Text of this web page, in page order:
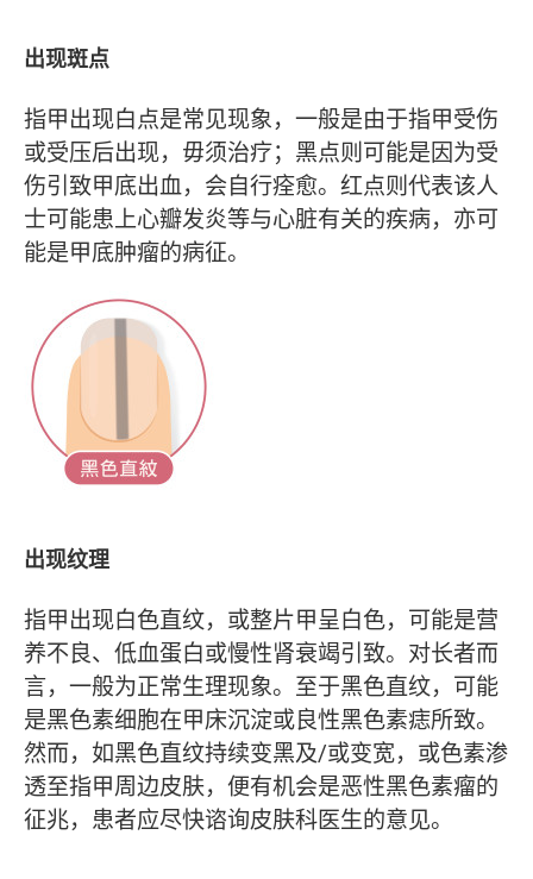
出现斑点
指甲出现白点是常见现象，一般是由于指甲受伤
或受压后出现，毋须治疗；黑点则可能是因为受
伤引致甲底出血，会自行痊愈。红点则代表该人
士可能患上心瓣发炎等与心脏有关的疾病，亦可
能是甲底肿瘤的病征。
出现纹理
指甲出现白色直纹，或整片甲呈白色，可能是营
养不良、低血蛋白或慢性肾衰竭引致。对长者而
言，一般为正常生理现象。至于黑色直纹，可能
是黑色素细胞在甲床沉淀或良性黑色素痣所致。
然而，如黑色直纹持续变黑及/或变宽，或色素渗
透至指甲周边皮肤，便有机会是恶性黑色素瘤的
征兆，患者应尽快谘询皮肤科医生的意见。